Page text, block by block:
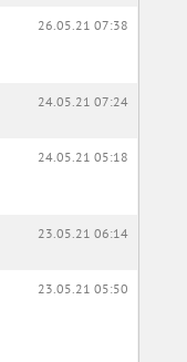
26.05.21 07:38
24.05.21 07:24
24.05.21 05:18
23.05.21 06:14
23.05.21 05:50